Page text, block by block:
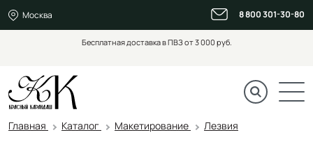
Москва 8 800 301-30-80
Бесплатная доставка в ПВЗ от 3 000 руб.
Главная Каталог Макетирование Лезвия